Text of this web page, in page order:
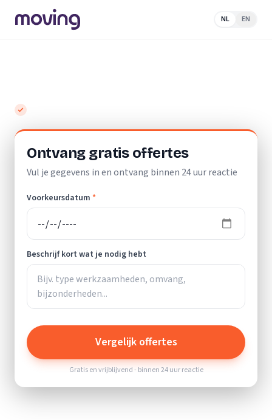
NL EN
Ontvang gratis offertes
Vul je gegevens in en ontvang binnen 24 uur reactie
Voorkeursdatum *
Beschrijf kort wat je nodig hebt
Vergelijk offertes
Gratis en vrijblijvend - binnen 24 uur reactie